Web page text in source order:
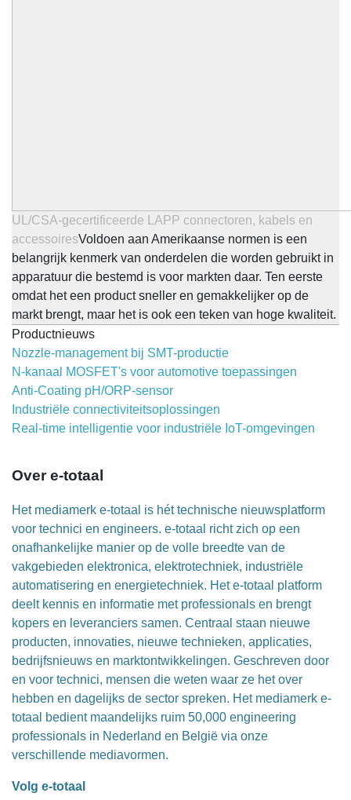
UL/CSA-gecertificeerde LAPP connectoren, kabels en
accessoiresVoldoen aan Amerikaanse normen is een
belangrijk kenmerk van onderdelen die worden gebruikt in
apparatuur die bestemd is voor markten daar. Ten eerste
omdat het een product sneller en gemakkelijker op de
markt brengt, maar het is ook een teken van hoge kwaliteit.
Productnieuws
Nozzle-management bij SMT-productie
N-kanaal MOSFET's voor automotive toepassingen
Anti-Coating pH/ORP-sensor
Industriële connectiviteitsoplossingen
Real-time intelligentie voor industriële IoT-omgevingen
Over e-totaal
Het mediamerk e-totaal is hét technische nieuwsplatform
voor technici en engineers. e-totaal richt zich op een
onafhankelijke manier op de volle breedte van de
vakgebieden elektronica, elektrotechniek, industriële
automatisering en energietechniek. Het e-totaal platform
deelt kennis en informatie met professionals en brengt
kopers en leveranciers samen. Centraal staan nieuwe
producten, innovaties, nieuwe technieken, applicaties,
bedrijfsnieuws en marktontwikkelingen. Geschreven door
en voor technici, mensen die weten waar ze het over
hebben en dagelijks de sector spreken. Het mediamerk e-
totaal bedient maandelijks ruim 50,000 engineering
professionals in Nederland en België via onze
verschillende mediavormen.
Volg e-totaal